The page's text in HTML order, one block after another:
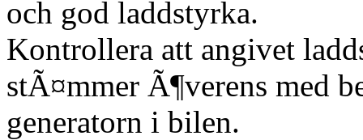
och god laddstyrka.
Kontrollera att angivet
stÃ¤mmer Ã¶verens med
generatorn i bilen.